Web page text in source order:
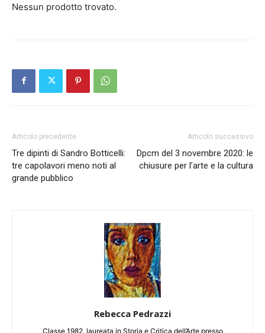
Nessun prodotto trovato.
Articolo precedente
Tre dipinti di Sandro Botticelli:
tre capolavori meno noti al
grande pubblico
Articolo successivo
Dpcm del 3 novembre 2020: le
chiusure per l’arte e la cultura
Rebecca Pedrazzi
Classe 1982, laureata in Storia e Critica dell’Arte presso